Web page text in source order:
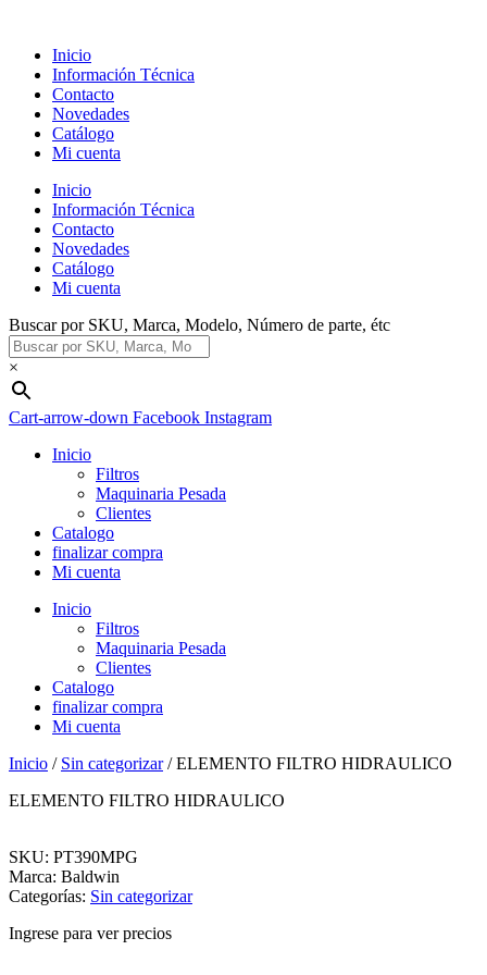
contenido
Inicio
Información Técnica
Contacto
Novedades
Catálogo
Mi cuenta
Inicio
Información Técnica
Contacto
Novedades
Catálogo
Mi cuenta
Buscar por SKU, Marca, Modelo, Número de parte, étc
×
Cart-arrow-down Facebook Instagram
Inicio
Filtros
Maquinaria Pesada
Clientes
Catalogo
finalizar compra
Mi cuenta
Inicio
Filtros
Maquinaria Pesada
Clientes
Catalogo
finalizar compra
Mi cuenta
Inicio / Sin categorizar/ ELEMENTO FILTRO HIDRAULICO
ELEMENTO FILTRO HIDRAULICO
SKU: PT390MPG
Marca: Baldwin
Categorías: Sin categorizar
Ingrese para ver precios